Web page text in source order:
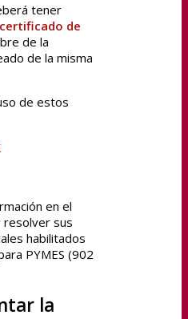
tener
certificado de
de la
de la misma
de estos
en el
resolver sus
habilitados
PYMES (902
la